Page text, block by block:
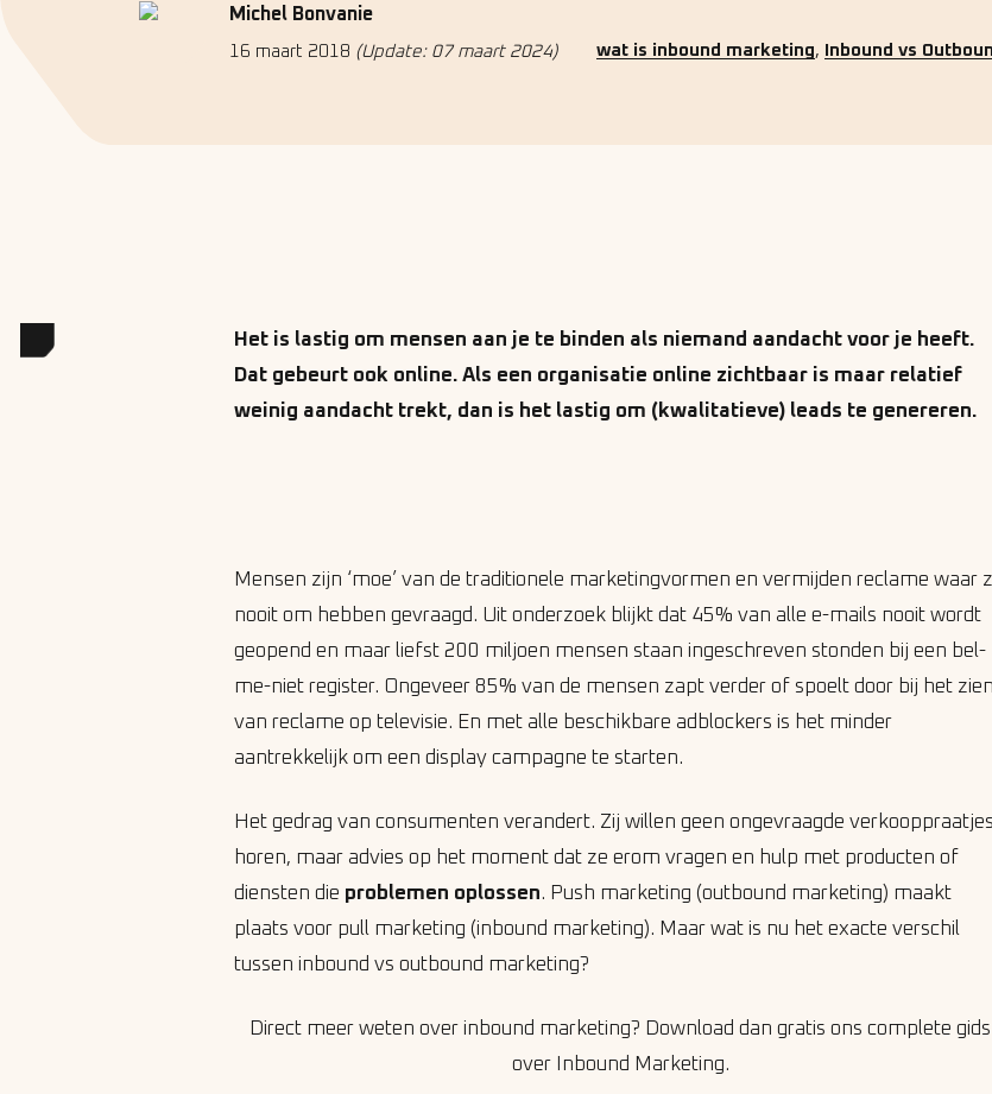
Michel Bonvanie
16 maart 2018 (Update: 07 maart 2024) wat is inbound marketing, Inbound vs
Het is lastig om mensen aan je te binden als niemand aandacht voor je heeft.
Dat gebeurt ook online. Als een organisatie online zichtbaar is maar relatief
weinig aandacht trekt, dan is het lastig om (kwalitatieve) leads te genereren.
Mensen zijn ‘moe’ van de traditionele marketingvormen en vermijden reclame waar
nooit om hebben gevraagd. Uit onderzoek blijkt dat 45% van alle e-mails nooit wordt
geopend en maar liefst 200 miljoen mensen staan ingeschreven stonden bij een bel-
me-niet register. Ongeveer 85% van de mensen zapt verder of spoelt door bij het zien
van reclame op televisie. En met alle beschikbare adblockers is het minder
aantrekkelijk om een display campagne te starten.
Het gedrag van consumenten verandert. Zij willen geen ongevraagde verkooppraatjes
horen, maar advies op het moment dat ze erom vragen en hulp met producten of
diensten die problemen oplossen. Push marketing (outbound marketing) maakt
plaats voor pull marketing (inbound marketing). Maar wat is nu het exacte verschil
tussen inbound vs outbound marketing?
Direct meer weten over inbound marketing? Download dan gratis ons complete gids
over Inbound Marketing.